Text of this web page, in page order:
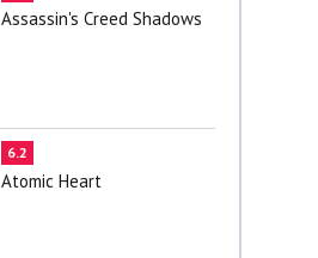
Assassin's Creed Shadows
6.2
Atomic Heart